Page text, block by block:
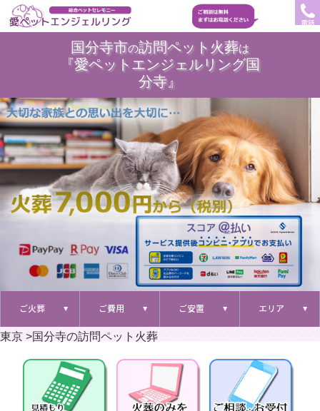
電話
国分寺市の訪問ペット火葬は
『愛ペットエンジェルリング国
分寺』
ご火葬 ご費用 ご安置 エリア
東京 >国分寺の訪問ペット火葬